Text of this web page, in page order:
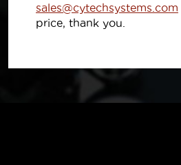
sales@cytechsystems.com
price, thank you.